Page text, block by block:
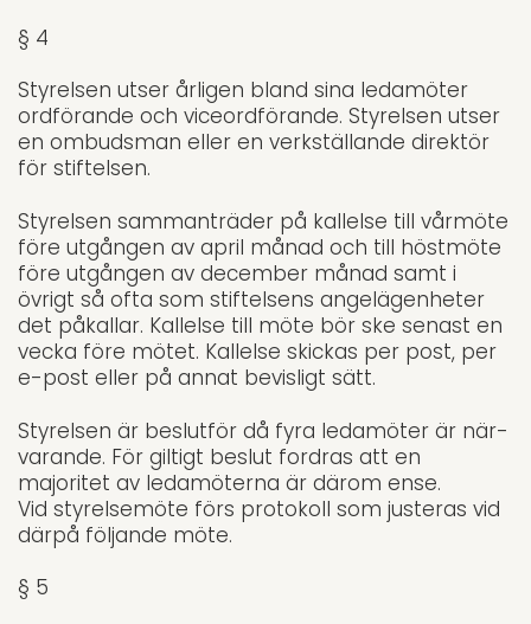
§ 4
Styrelsen utser årligen bland sina ledamöter
ordförande och viceordförande. Styrelsen utser
en ombudsman eller en verkställande direktör
för stiftelsen.
Styrelsen sammanträder på kallelse till vårmöte
före utgången av april månad och till höstmöte
före utgången av december månad samt i
övrigt så ofta som stiftelsens angelä­genheter
det påkallar. Kallelse till möte bör ske senast en
vecka före mötet. Kallelse skickas per post, per
e-post eller på annat bevisligt sätt.
Styrelsen är beslutför då fyra ledamöter är när­
varande. För giltigt beslut fordras att en
majoritet av leda­möterna är därom ense.
Vid styrelsemöte förs protokoll som justeras vid
därpå följande möte.
§ 5